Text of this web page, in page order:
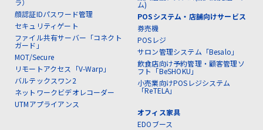
ラ）
顔認証IDパスワード管理
セキュリティゲート
ファイル共有サーバー「コネクト
ガード」
MOT/Secure
リモートアクセス「V-Warp」
バルテックスワン2
ネットワークビデオレコーダー
UTMアプライアンス
ム)
POSシステム・店舗向けサービス
券売機
POSレジ
サロン管理システム「Besalo」
飲食店向け予約管理・顧客管理ソ
フト「BeSHOKU」
小売業向けPOSレジシステム
「ReTELA」
オフィス家具
EDOブース